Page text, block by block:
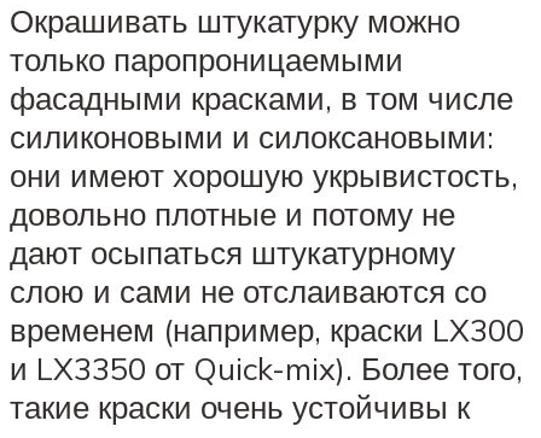
Окрашивать штукатурку можно
только паропроницаемыми
фасадными красками, в том числе
силиконовыми и силоксановыми:
они имеют хорошую укрывистость,
довольно плотные и потому не
дают осыпаться штукатурному
слою и сами не отслаиваются со
временем (например, краски LX300
и LX3350 от Quick-mix). Более того,
такие краски очень устойчивы к